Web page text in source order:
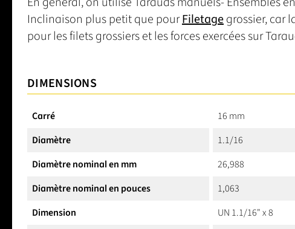
Inclinaison plus petit que pourFiletagegrossier, car
pour les filets grossiers et les forces exercées sur
DIMENSIONS
Carré
16 mm
Diamètre
1.1/16
Diamètre nominal en mm
26,988
Diamètre nominal en pouces
1,063
Dimension
UN 1.1/16" x 8